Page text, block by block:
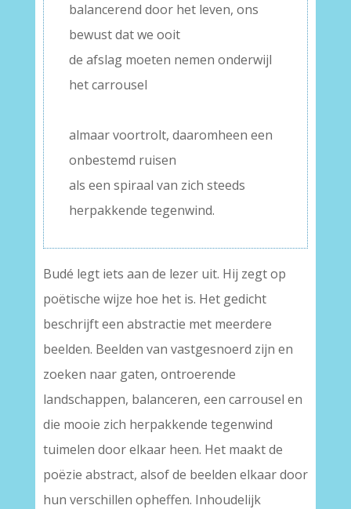
balancerend door het leven, ons
bewust dat we ooit
de afslag moeten nemen onderwijl
het carrousel
almaar voortrolt, daaromheen een
onbestemd ruisen
als een spiraal van zich steeds
herpakkende tegenwind.
Budé legt iets aan de lezer uit. Hij zegt op
poëtische wijze hoe het is. Het gedicht
beschrijft een abstractie met meerdere
beelden. Beelden van vastgesnoerd zijn en
zoeken naar gaten, ontroerende
landschappen, balanceren, een carrousel en
die mooie zich herpakkende tegenwind
tuimelen door elkaar heen. Het maakt de
poëzie abstract, alsof de beelden elkaar door
hun verschillen opheffen. Inhoudelijk